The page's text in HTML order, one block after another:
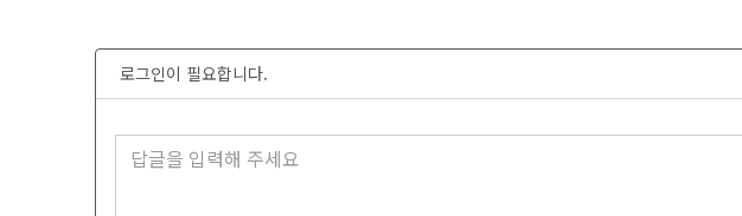
로그인이 필요합니다.